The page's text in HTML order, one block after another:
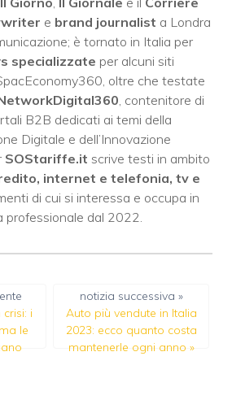
e brand journalist a Londra
è tornato in Italia per
specializzate per alcuni siti
oltre che testate
, contenitore di
B2B dedicati ai temi della
Digitale e dell’Innovazione
SOStariffe.it scrive testi in ambito
internet e telefonia, tv e
di cui si interessa e occupa in
professionale dal 2022.
i
le
notizia successiva »
Auto più vendute in Italia
2023: ecco quanto costa
mantenerle ogni anno »